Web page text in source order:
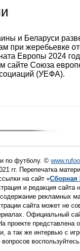
и Беларуси
при жеребьевке
Европы 2024
сайте Союза
(УЕФА).
по футболу. ©
гг. Перепечатка
на сайт «Сборная
и редакция сайта
содержание рекламных
сайта может не
Официальный
проекте представлена
а так же интервью с